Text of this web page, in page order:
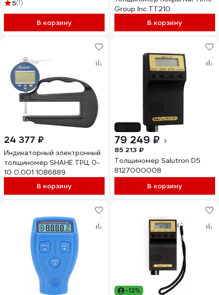
5(1)
В корзину
Group Inc TT210
В корзину
24 377 ₽
Индикаторный электронный
толщиномер SHAHE ТРЦ 0-
10 0.001 1086889
В корзину
79 249 ₽
85 213 ₽
Толщиномер Salutron D5
8127000008
В корзину
-12%